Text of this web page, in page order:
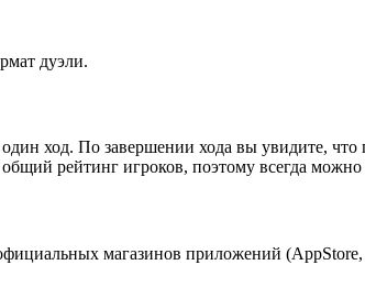
дуэли.
ход. По завершении хода вы увидите,
рейтинг игроков, поэтому всегда можно
магазинов приложений (AppStore,